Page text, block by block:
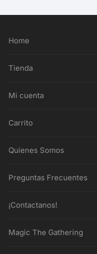
Home
Tienda
Mi cuenta
Carrito
Quienes Somos
Preguntas Frecuentes
¡Contactanos!
Magic The Gathering